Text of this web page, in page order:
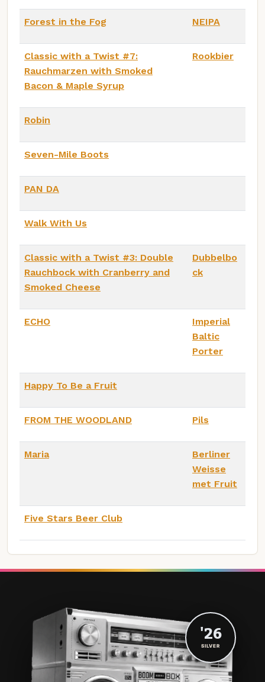
Forest in the Fog NEIPA
Classic with a Twist #7:
Rauchmarzen with Smoked
Bacon & Maple Syrup
Rookbier
Robin
Seven-Mile Boots
PAN DA
Walk With Us
Classic with a Twist #3: Double
Rauchbock with Cranberry and
Smoked Cheese
Dubbelbo
ck
ECHO
Imperial
Baltic
Porter
Happy To Be a Fruit
FROM THE WOODLAND Pils
Maria
Berliner
Weisse
met Fruit
Five Stars Beer Club
'26
SILVER